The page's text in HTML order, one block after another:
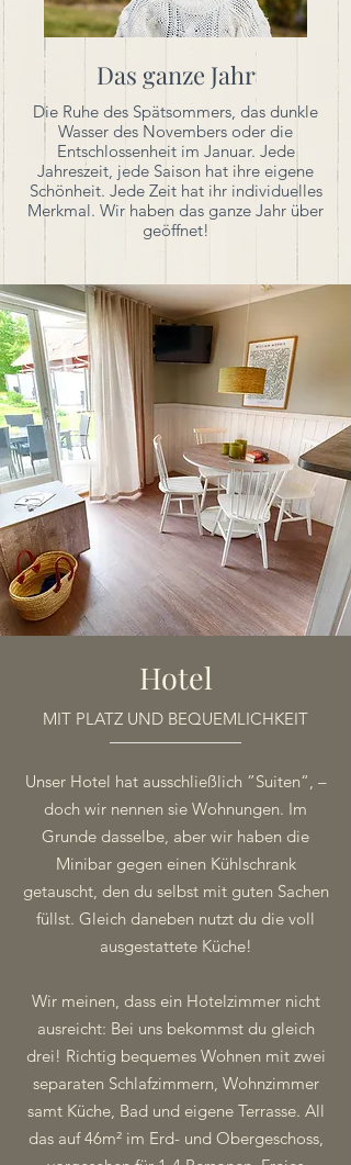
Das ganze Jahr
Die Ruhe des Spätsommers, das dunkle
Wasser des Novembers oder die
Entschlossenheit im Januar. Jede
Jahreszeit, jede Saison hat ihre eigene
Schönheit. Jede Zeit hat ihr individuelles
Merkmal. Wir haben das ganze Jahr über
geöffnet!
Hotel
MIT PLATZ UND BEQUEMLICHKEIT
Unser Hotel hat ausschließlich ”Suiten“, –
doch wir nennen sie Wohnungen. Im
Grunde dasselbe, aber wir haben die
Minibar gegen einen Kühlschrank
getauscht, den du selbst mit guten Sachen
füllst. Gleich daneben nutzt du die voll
ausgestattete Küche!
Wir meinen, dass ein Hotelzimmer nicht
ausreicht: Bei uns bekommst du gleich
drei! Richtig bequemes Wohnen mit zwei
separaten Schlafzimmern, Wohnzimmer
samt Küche, Bad und eigene Terrasse. All
das auf 46m² im Erd- und Obergeschoss,